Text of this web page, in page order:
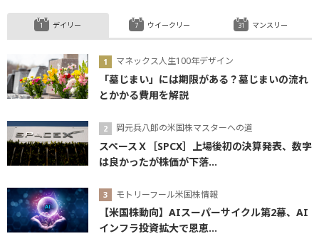
デイリー
マネックス人生100年デザイン
「墓じまい」には期限がある？墓じまいの流れ
とかかる費用を解説
岡元兵八郎の米国株マスターへの道
スペースＸ［SPCX］上場後初の決算発表、数字
は良かったが株価が下落...
モトリーフール米国株情報
【米国株動向】AIスーパーサイクル第2幕、AI
インフラ投資拡大で恩恵...
ウイークリー マンスリー